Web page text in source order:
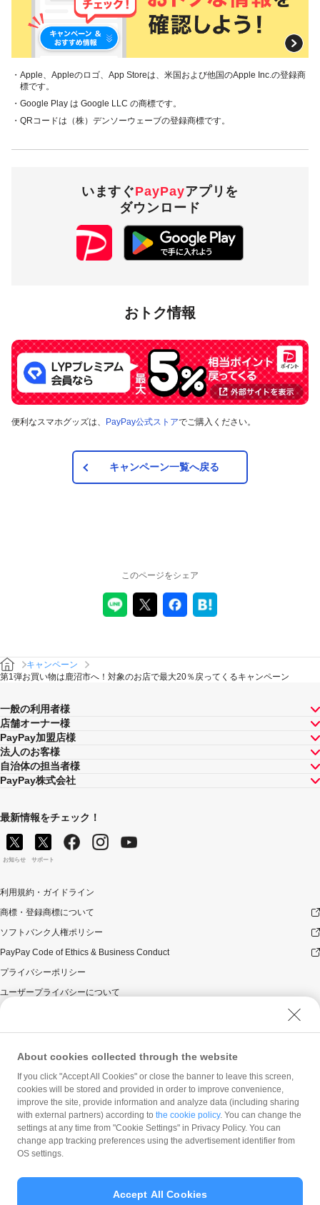
・Apple、Appleのロゴ、App Storeは、米国および他国のApple Inc.の登録商
標です。
・Google Play は Google LLC の商標です。
・QRコードは（株）デンソーウェーブの登録商標です。
いますぐPayPayアプリを
ダウンロード
おトク情報
便利なスマホグッズは、 PayPay公式ストアでご購入ください。
キャンペーン一覧へ戻る
このページをシェア
キャンペーン
第1弾お買い物は鹿沼市へ！対象のお店で最大20％戻ってくるキャンペーン
一般の利用者様
店舗オーナー様
PayPay加盟店様
法人のお客様
自治体の担当者様
PayPay株式会社
最新情報をチェック！
お知らせ サポート
利用規約・ガイドライン
商標・登録商標について
ソフトバンク人権ポリシー
PayPay Code of Ethics & Business Conduct
プライバシーポリシー
ユーザープライバシーについて
ウェブサイト利用規約
反社会的勢力に対する方針
勧誘方針
マネロン等基本方針
カスタマーハラスメントに関する当社の考え方
About cookies collected through the website
If you click "Accept All Cookies" or close the banner to leave this screen,
cookies will be stored and provided in order to improve convenience,
improve the site, provide information and analyze data (including sharing
with external partners) according to the cookie policy. You can change the
settings at any time from "Cookie Settings" in Privacy Policy. You can
change app tracking preferences using the advertisement identifier from
OS settings.
Accept All Cookies